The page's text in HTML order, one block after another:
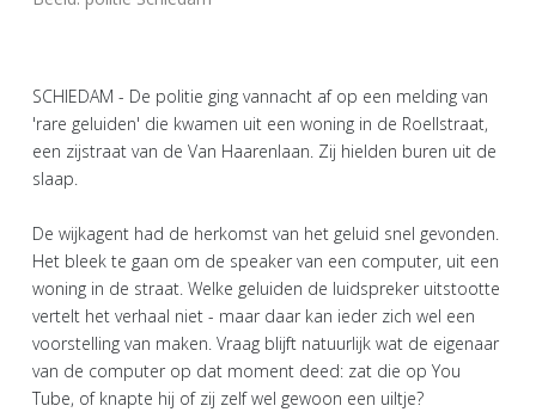
SCHIEDAM - De politie ging vannacht af op een melding van
'rare geluiden' die kwamen uit een woning in de Roellstraat,
een zijstraat van de Van Haarenlaan. Zij hielden buren uit de
slaap.
De wijkagent had de herkomst van het geluid snel gevonden.
Het bleek te gaan om de speaker van een computer, uit een
woning in de straat. Welke geluiden de luidspreker uitstootte
vertelt het verhaal niet - maar daar kan ieder zich wel een
voorstelling van maken. Vraag blijft natuurlijk wat de eigenaar
van de computer op dat moment deed: zat die op You
Tube, of knapte hij of zij zelf wel gewoon een uiltje?